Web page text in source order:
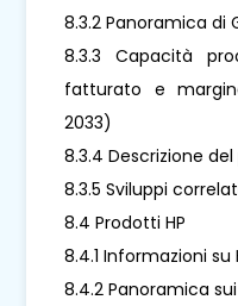
8.3.2 Panoramica di
8.3.3 Capacità
fatturato e
2033)
8.3.4 Descrizione
8.3.5 Sviluppi
8.4 Prodotti HP
8.4.1 Informazioni
8.4.2 Panoramica